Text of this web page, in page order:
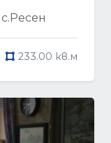
233.00 кв.м